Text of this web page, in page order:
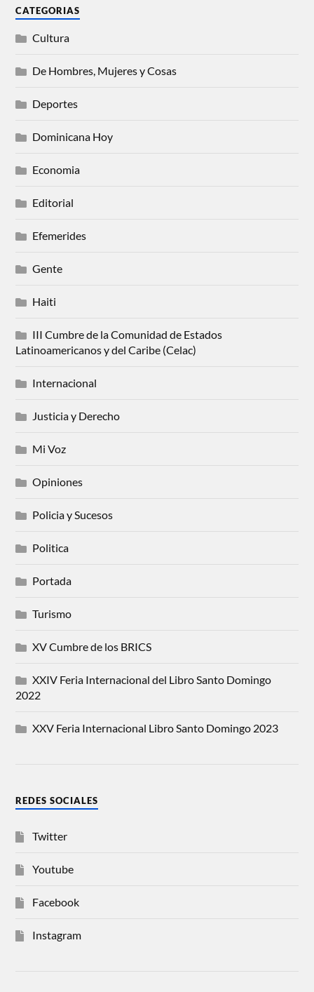
CATEGORIAS
Cultura
De Hombres, Mujeres y Cosas
Deportes
Dominicana Hoy
Economia
Editorial
Efemerides
Gente
Haiti
III Cumbre de la Comunidad de Estados
Latinoamericanos y del Caribe (Celac)
Internacional
Justicia y Derecho
Mi Voz
Opiniones
Policia y Sucesos
Politica
Portada
Turismo
XV Cumbre de los BRICS
XXIV Feria Internacional del Libro Santo Domingo
2022
XXV Feria Internacional Libro Santo Domingo 2023
REDES SOCIALES
Twitter
Youtube
Facebook
Instagram